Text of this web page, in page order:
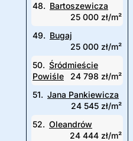
48. Bartoszewicza
25 000 zł/m²
49. Bugaj
25 000 zł/m²
50. Śródmieście
Powiśle
24 798 zł/m²
51. Jana Pankiewicza
24 545 zł/m²
52. Oleandrów
24 444 zł/m²